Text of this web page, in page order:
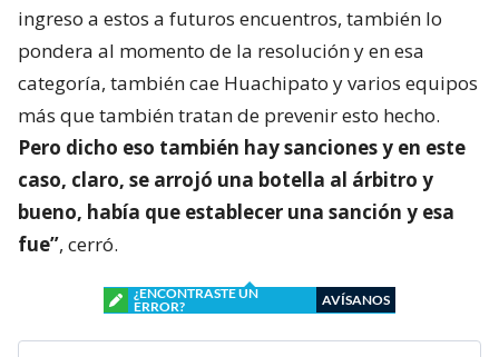
ingreso a estos a futuros encuentros, también lo
pondera al momento de la resolución y en esa
categoría, también cae Huachipato y varios equipos
más que también tratan de prevenir esto hecho.
Pero dicho eso también hay sanciones y en este
caso, claro, se arrojó una botella al árbitro y
bueno, había que establecer una sanción y esa
fue”, cerró.
¿ENCONTRASTE UN
ERROR?
AVÍSANOS